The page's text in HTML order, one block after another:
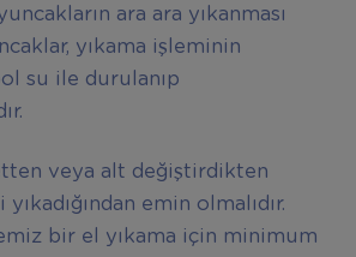
ara ara yıkanması
yıkama işleminin
su ile durulanıp
veya alt değiştirdikten
emin olmalıdır.
bir el yıkama için minimum